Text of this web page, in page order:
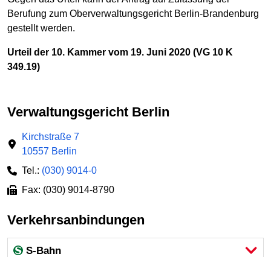
Berufung zum Oberverwaltungsgericht Berlin-Brandenburg
gestellt werden.
Urteil der 10. Kammer vom 19. Juni 2020 (VG 10 K
349.19)
Verwaltungsgericht Berlin
Kirchstraße 7
10557 Berlin
Tel.: (030) 9014-0
Fax: (030) 9014-8790
Verkehrsanbindungen
S-Bahn